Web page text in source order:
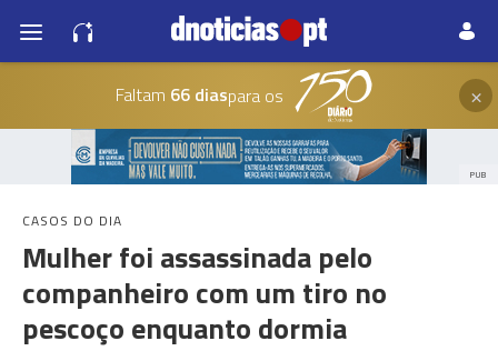
Faltam 66 diaspara os ×
PUB
CASOS DO DIA
Mulher foi assassinada pelo
companheiro com um tiro no
pescoço enquanto dormia